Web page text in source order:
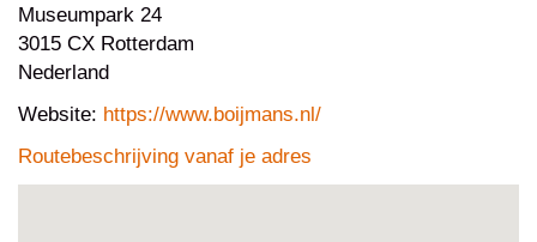
Museumpark 24
3015 CX Rotterdam
Nederland
Website: https://www.boijmans.nl/
Routebeschrijving vanaf je adres